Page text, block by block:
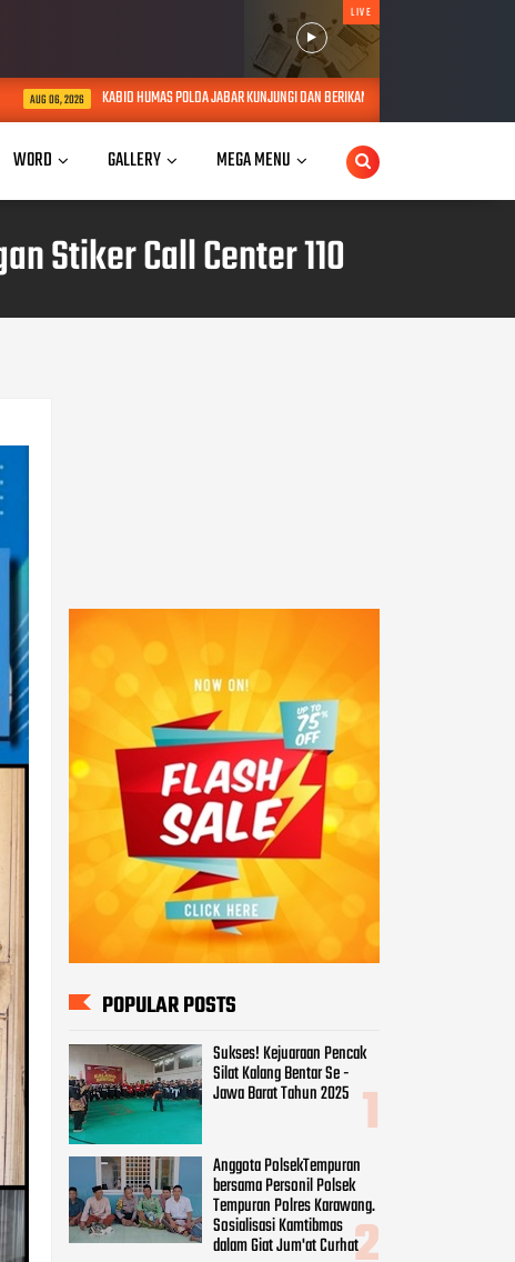
LIVE
POLDA JABAR KUNJUNGI DAN BERIKAN TALI ASIH KEPADA LANSIA SEBATANG KARA DI JATINANGOR
WORD GALLERY MEGA MENU
Stiker Call Center 110
POPULAR POSTS
Sukses! Kejuaraan Pencak
Silat Kalang Bentar Se -
Jawa Barat Tahun 2025
Anggota PolsekTempuran
bersama Personil Polsek
Tempuran Polres Karawang.
Sosialisasi Kamtibmas
dalam Giat Jum'at Curhat